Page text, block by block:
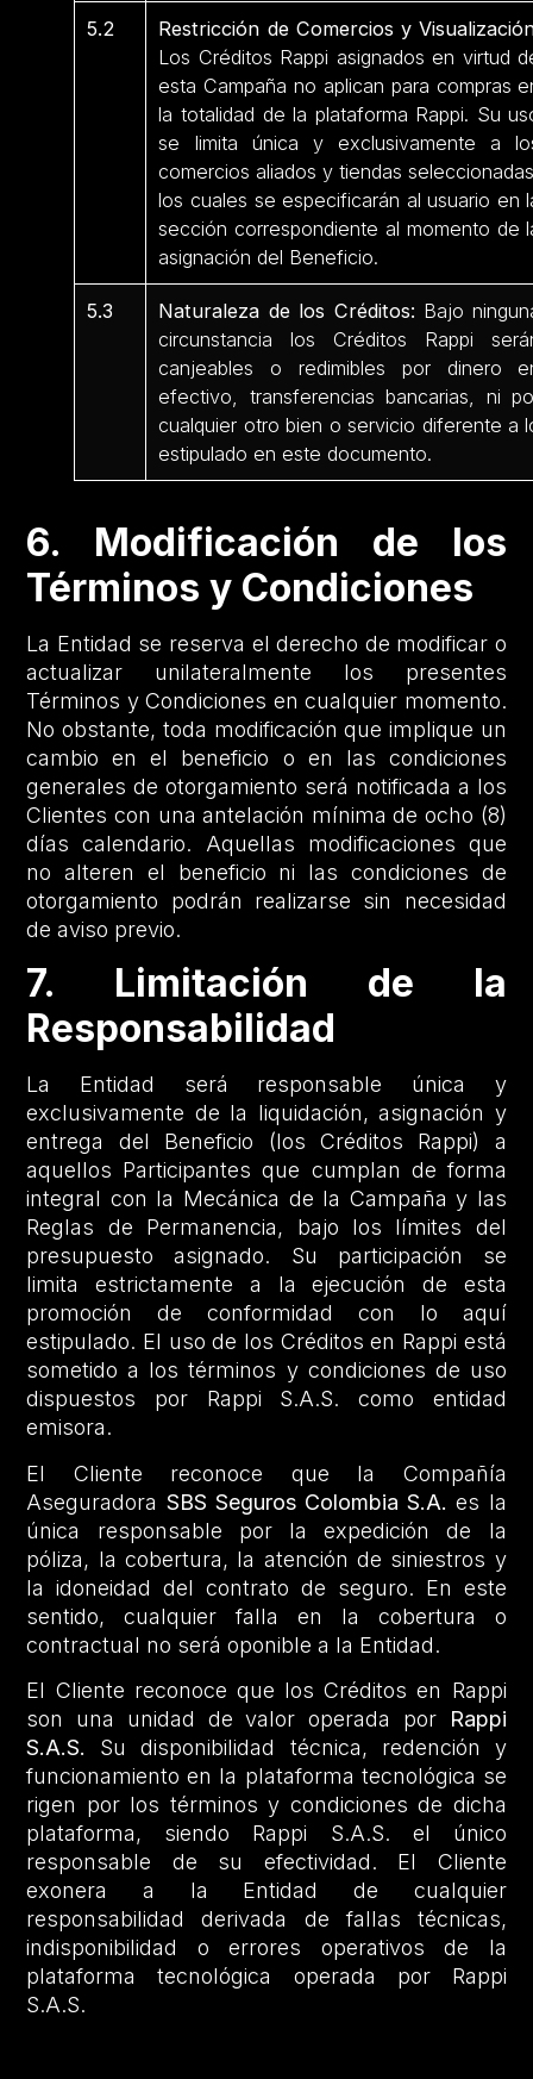
5.2
Restricción de Comercios y
Los Créditos Rappi asignados en virtud
esta Campaña no aplican para compras
la totalidad de la plataforma Rappi. Su
se limita única y exclusivamente a
comercios aliados y tiendas
los cuales se especificarán al usuario en
sección correspondiente al momento de
asignación del Beneficio.
5.3 Naturaleza de los Créditos: Bajo
circunstancia los Créditos Rappi
canjeables o redimibles por dinero
efectivo, transferencias bancarias, ni
cualquier otro bien o servicio diferente a
estipulado en este documento.
6. Modificación de los
Términos y Condiciones
La Entidad se reserva el derecho de modificar o
actualizar unilateralmente los presentes
Términos y Condiciones en cualquier momento.
No obstante, toda modificación que implique un
cambio en el beneficio o en las condiciones
generales de otorgamiento será notificada a los
Clientes con una antelación mínima de ocho (8)
días calendario. Aquellas modificaciones que
no alteren el beneficio ni las condiciones de
otorgamiento podrán realizarse sin necesidad
de aviso previo.
7. Limitación de la
Responsabilidad
La Entidad será responsable única y
exclusivamente de la liquidación, asignación y
entrega del Beneficio (los Créditos Rappi) a
aquellos Participantes que cumplan de forma
integral con la Mecánica de la Campaña y las
Reglas de Permanencia, bajo los límites del
presupuesto asignado. Su participación se
limita estrictamente a la ejecución de esta
promoción de conformidad con lo aquí
estipulado. El uso de los Créditos en Rappi está
sometido a los términos y condiciones de uso
dispuestos por Rappi S.A.S. como entidad
emisora.
El Cliente reconoce que la Compañía
Aseguradora SBS Seguros Colombia S.A. es la
única responsable por la expedición de la
póliza, la cobertura, la atención de siniestros y
la idoneidad del contrato de seguro. En este
sentido, cualquier falla en la cobertura o
contractual no será oponible a la Entidad.
El Cliente reconoce que los Créditos en Rappi
son una unidad de valor operada por
Rappi
S.A.S.
Su disponibilidad técnica, redención y
funcionamiento en la plataforma tecnológica se
rigen por los términos y condiciones de dicha
plataforma, siendo Rappi S.A.S. el único
responsable de su efectividad. El Cliente
exonera a la Entidad de cualquier
responsabilidad derivada de fallas técnicas,
indisponibilidad o errores operativos de la
plataforma tecnológica operada por Rappi
S.A.S.